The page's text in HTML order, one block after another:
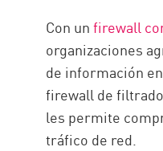
Con unfirewall
organizaciones
de información
firewall de
les permite
tráfico de red.